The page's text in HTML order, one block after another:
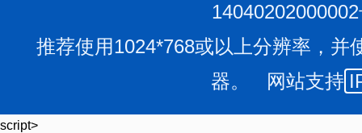
饰等有明显标志的饰物;不得透露和身份相关的任何信息
(四)考生在候考期间须保持安静,服从管理。面试结束
乱面试现场秩序,不服从管理的考生,将进行严肃处理。
推荐使用1024*768或以上分辨率，并
器。 网站支持
script>